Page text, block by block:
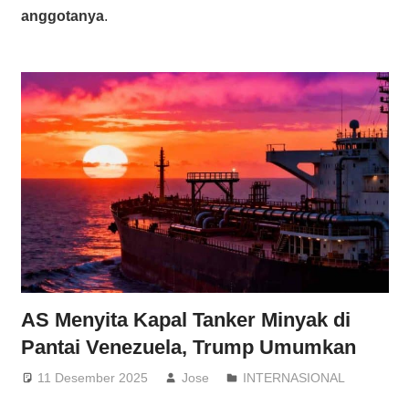
anggotanya.
AS Menyita Kapal Tanker Minyak di
Pantai Venezuela, Trump Umumkan
11 Desember 2025 Jose INTERNASIONAL